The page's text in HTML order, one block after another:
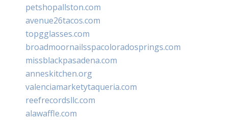
petshopallston.com
avenue26tacos.com
topgglasses.com
broadmoornailsspacoloradosprings.com
missblackpasadena.com
anneskitchen.org
valenciamarketytaqueria.com
reefrecordsllc.com
alawaffle.com